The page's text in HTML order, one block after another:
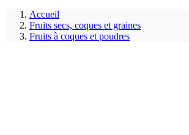
Accueil
Fruits secs, coques et graines
Fruits à coques et poudres